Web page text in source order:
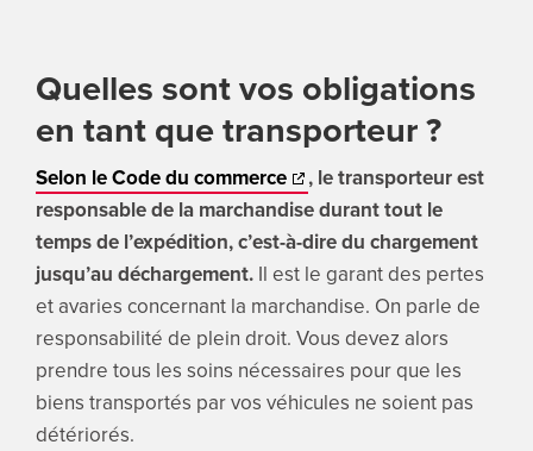
Quelles sont vos obligations
en tant que transporteur ?
Selon le Code du commerce
, le transporteur est
responsable de la marchandise durant tout le
temps de l’expédition, c’est-à-dire du chargement
jusqu’au déchargement.Il est le garant des pertes
et avaries concernant la marchandise. On parle de
responsabilité de plein droit. Vous devez alors
prendre tous les soins nécessaires pour que les
biens transportés par vos véhicules ne soient pas
détériorés.